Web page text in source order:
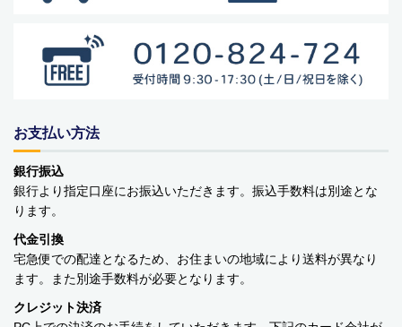
アパレル
アウトドア
健康・フィットネス
防災用品・保存食品
家電
ガーデニング
お支払い方法
銀行振込
銀行より指定口座にお振込いただきます。振込手数料は別途とな
ります。
代金引換
宅急便での配達となるため、お住まいの地域により送料が異なり
ます。また別途手数料が必要となります。
クレジット決済